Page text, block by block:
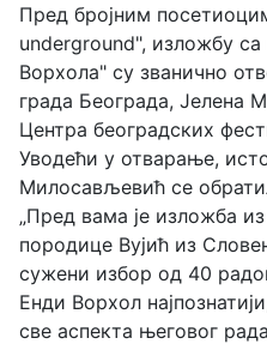
Пред бројним
underground", изложбу са
Ворхола" су званично
града Београда, Јелена
Центра београдских
Уводећи у отварање,
Милосављевић се
„Пред вама је изложба
породице Вујић из
сужени избор од 40
Енди Ворхол
све аспекта његовог